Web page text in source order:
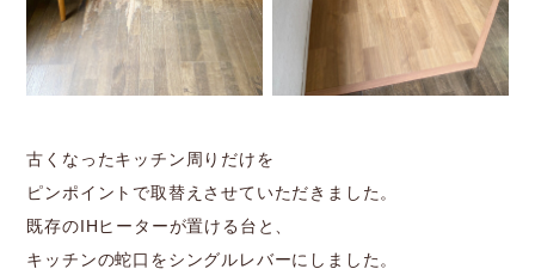
古くなったキッチン周りだけを
ピンポイントで取替えさせていただきました。
既存のIHヒーターが置ける台と、
キッチンの蛇口をシングルレバーにしました。